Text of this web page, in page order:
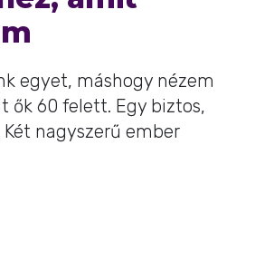
egyet, máshogy nézem
ők 60 felett. Egy biztos,
nagyszerű ember